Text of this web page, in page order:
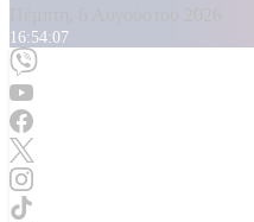
16:54:09